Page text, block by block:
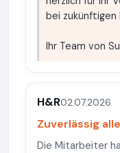
bei zukünftigen
Ihr Team von
H&R02.07.2026
Zuverlässig
Die Mitarbeiter